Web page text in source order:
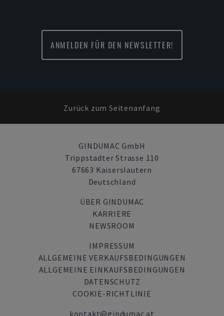
ANMELDEN FÜR DEN NEWSLETTER!
Zurück zum Seitenanfang
GINDUMAC GmbH
Trippstadter Strasse 110
67663 Kaiserslautern
Deutschland
ÜBER GINDUMAC
KARRIERE
NEWSROOM
IMPRESSUM
ALLGEMEINE VERKAUFSBEDINGUNGEN
ALLGEMEINE EINKAUFSBEDINGUNGEN
DATENSCHUTZ
COOKIE-RICHTLINIE
kontakt@gindumac.at